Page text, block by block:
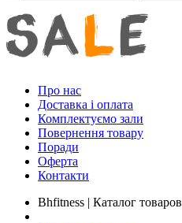
Про нас
Доставка і оплата
Комплектуємо зали
Повернення товару
Поради
Оферта
Контакти
Bhfitness | Каталог товаров